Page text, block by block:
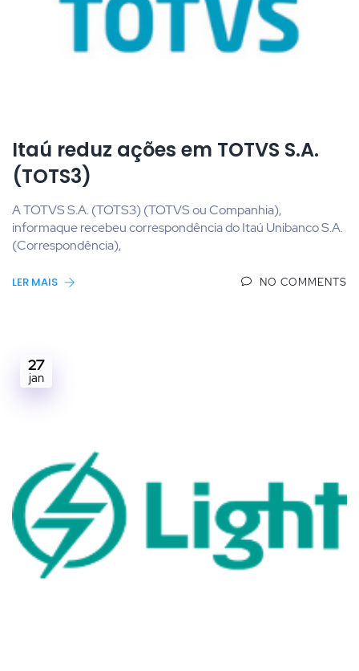
Itaú reduz ações em TOTVS S.A.
(TOTS3)
A TOTVS S.A. (TOTS3) (TOTVS ou Companhia),
informaque recebeu correspondência do Itaú Unibanco S.A.
(Correspondência),
LER MAIS NO COMMENTS
27
jan